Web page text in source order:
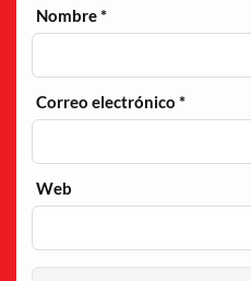
Nombre*
Correo electrónico*
Web